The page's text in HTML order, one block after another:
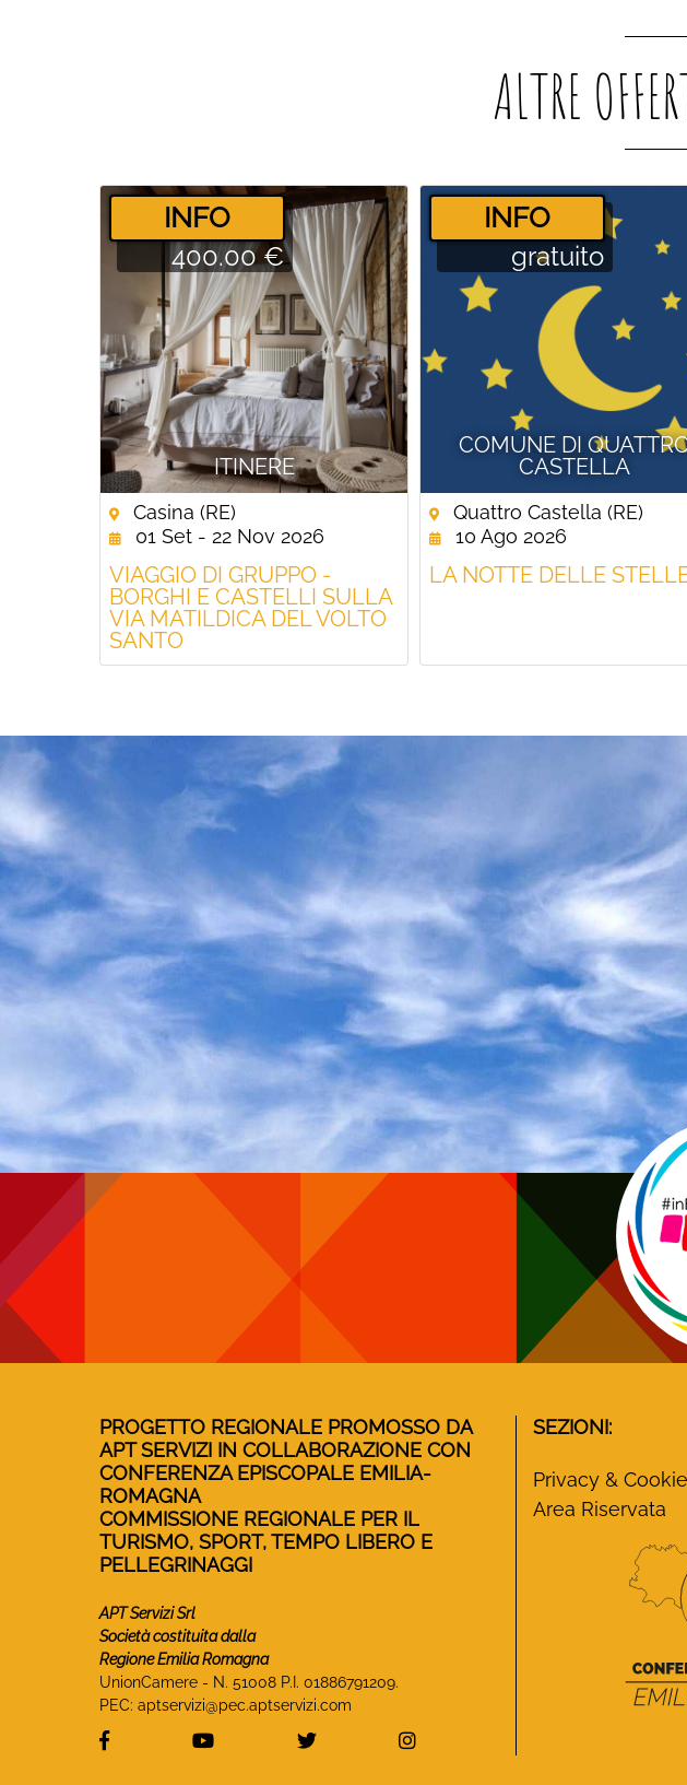
ALTRE
ITINERE
­INFO
400.00 €
Casina (RE)
01 Set - 22 Nov 2026
VIAGGIO DI GRUPPO -
BORGHI E CASTELLI SULLA
VIA MATILDICA DEL VOLTO
SANTO
COMUNE DI
CASTELLA
­INFO
gratuito
Quattro Castella (RE)
10 Ago 2026
LA NOTTE DELLE
PROGETTO REGIONALE PROMOSSO DA
APT SERVIZI IN COLLABORAZIONE CON
CONFERENZA EPISCOPALE EMILIA-
ROMAGNA
COMMISSIONE REGIONALE PER IL
TURISMO, SPORT, TEMPO LIBERO E
PELLEGRINAGGI
APT Servizi Srl
Società costituita dalla
Regione Emilia Romagna
UnionCamere - N. 51008 P.I. 01886791209.
PEC: aptservizi@pec.aptservizi.com
visita la pagina Facebook di Monasteri Emilia-Romagna
visita la pagina YouTube di Monasteri Emilia-
visita la pagina Twitter di Monasteri
visita la pagina Instagram di
SEZIONI:
Privacy &
Area Riservata